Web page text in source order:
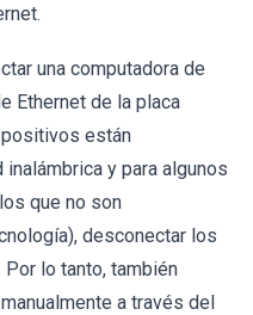
una computadora de
Ethernet de la placa
están
y para algunos
que no son
desconectar los
lo tanto, también
a través del